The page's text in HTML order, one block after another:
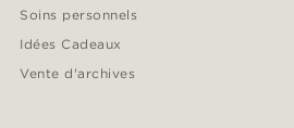
Soins personnels
Idées Cadeaux
Vente d'archives